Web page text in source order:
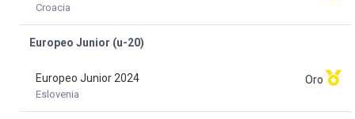
Croacia
Europeo Junior (u-20)
Europeo Junior 2024
Eslovenia
Oro